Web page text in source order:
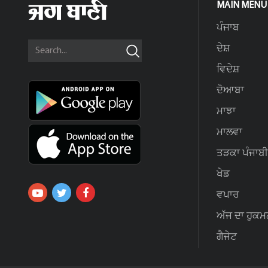
MAIN MENU
ਪੰਜਾਬ
ਦੇਸ਼
ਵਿਦੇਸ਼
ਦੋਆਬਾ
ਮਾਝਾ
ਮਾਲਵਾ
ਤੜਕਾ ਪੰਜਾਬੀ
ਖੇਡ
ਵਪਾਰ
ਅੱਜ ਦਾ
ਗੈਜੇਟ